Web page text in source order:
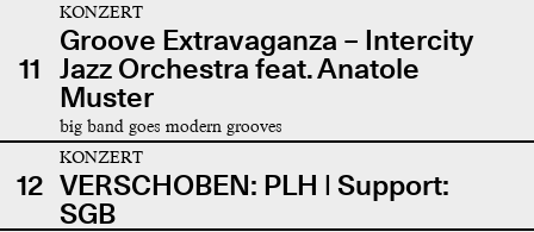
11
KONZERT
Groove Extravaganza – Intercity
Jazz Orchestra feat. Anatole
Muster
big band goes modern grooves
12
KONZERT
VERSCHOBEN: PLH | Support:
SGB